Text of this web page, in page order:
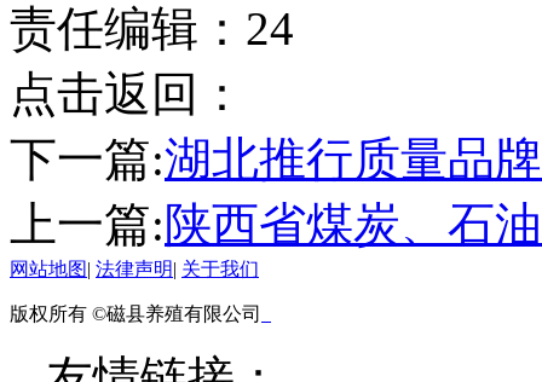
责任编辑：24
点击返回：
下一篇:湖北推行质量品
上一篇:陕西省煤炭、石
网站地图| 法律声明| 关于我们
版权所有 ©磁县养殖有限公司